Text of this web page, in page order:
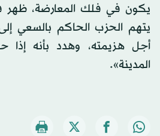
يكون في فلك المعارضة،
يتهم الحزب الحاكم بالسعي
أجل هزيمته، وهدد بأنه
المدينة».